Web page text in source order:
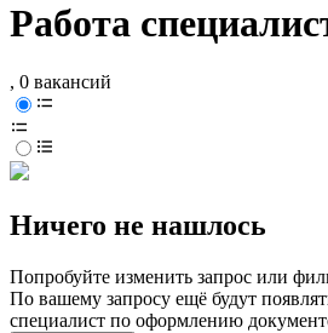
Работа
, 0 вакансий
Ничего не нашлось
Попробуйте изменить запрос или
По вашему запросу ещё будут
специалист по оформлению